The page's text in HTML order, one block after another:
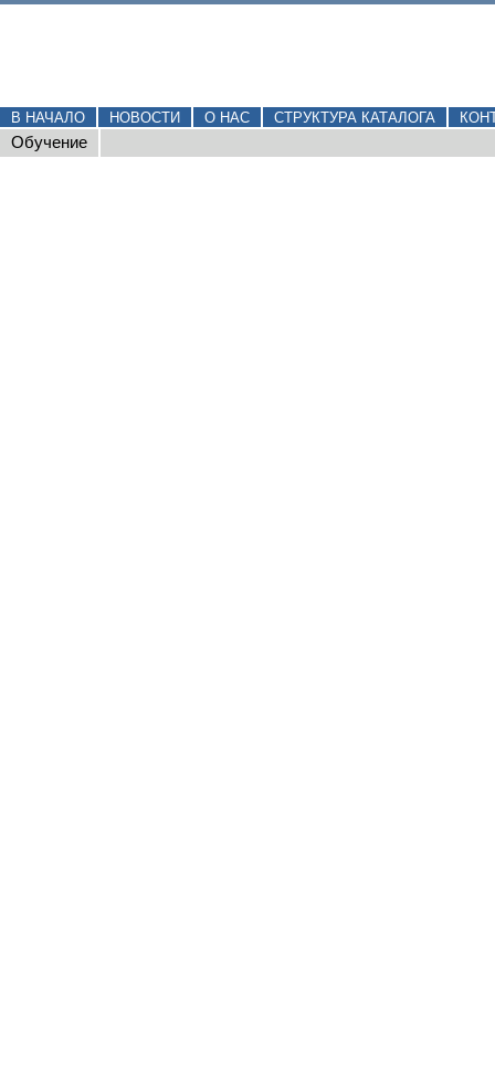
В НАЧАЛО НОВОСТИ О НАС СТРУКТУРА КАТАЛОГА
Обучение